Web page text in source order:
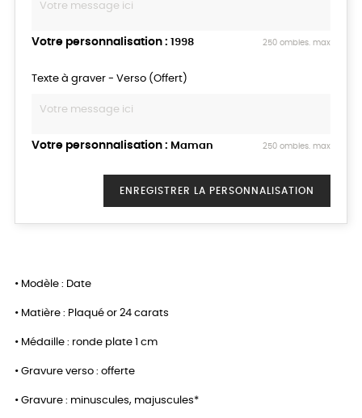
250 ombles. max
Votre personnalisation : 1998
Texte à graver - Verso (Offert)
250 ombles. max
Votre personnalisation : Maman
ENREGISTRER LA PERSONNALISATION
• Modèle : Date
• Matière : Plaqué or 24 carats
• Médaille : ronde plate 1 cm
• Gravure verso : offerte
• Gravure : minuscules, majuscules*